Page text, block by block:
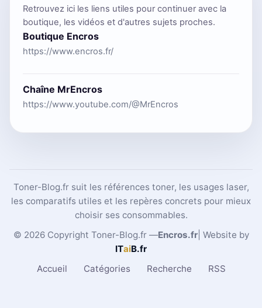
Retrouvez ici les liens utiles pour continuer avec la
boutique, les vidéos et d'autres sujets proches.
Boutique Encros
https://www.encros.fr/
Chaîne MrEncros
https://www.youtube.com/@MrEncros
Toner-Blog.fr suit les références toner, les usages laser,
les comparatifs utiles et les repères concrets pour mieux
choisir ses consommables.
© 2026 Copyright Toner-Blog.fr —Encros.fr| Website by
ITaiB.fr
Accueil
Catégories Recherche RSS